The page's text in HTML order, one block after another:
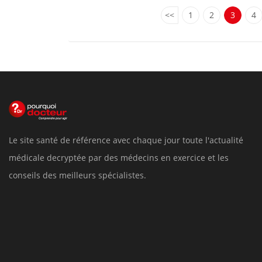
<< 1 2 3 4
Le site santé de référence avec chaque jour toute l'actualité
médicale decryptée par des médecins en exercice et les
conseils des meilleurs spécialistes.